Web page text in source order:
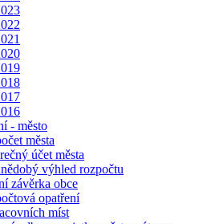
- město
města
účet města
výhled rozpočtu
závěrka obce
opatření
míst